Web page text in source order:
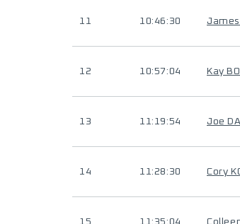
11 10:46:30 James
12 10:57:04 Kay
13 11:19:54 Joe
14 11:28:30 Cory
15 11:35:04